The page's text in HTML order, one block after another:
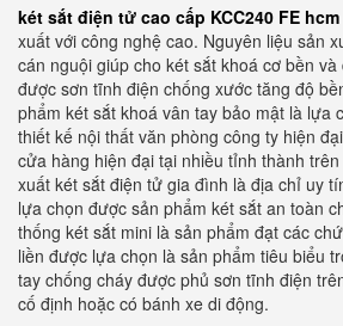
két sắt điện tử cao cấp KCC240 FE hcm
xuất với công nghệ cao. Nguyên liệu sản
cán nguội giúp cho két sắt khoá cơ bền
được sơn tĩnh điện chống xước tăng độ
phẩm két sắt khoá vân tay bảo mật là lựa
thiết kế nội thất văn phòng công ty hiện
cửa hàng hiện đại tại nhiều tỉnh thành
xuất két sắt điện tử gia đình là địa chỉ uy
lựa chọn được sản phẩm két sắt an toàn
thống két sắt mini là sản phẩm đạt các
liền được lựa chọn là sản phẩm tiêu biểu
tay chống cháy được phủ sơn tĩnh điện
cố định hoặc có bánh xe di động.